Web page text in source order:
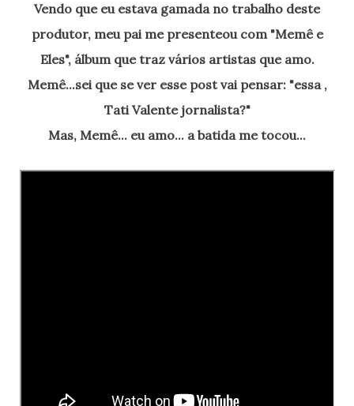
Vendo que eu estava gamada no trabalho deste
produtor, meu pai me presenteou com "Memê e
Eles", álbum que traz vários artistas que amo.
Memê...sei que se ver esse post vai pensar: "essa ,
Tati Valente jornalista?"
Mas, Memê... eu amo... a batida me tocou...